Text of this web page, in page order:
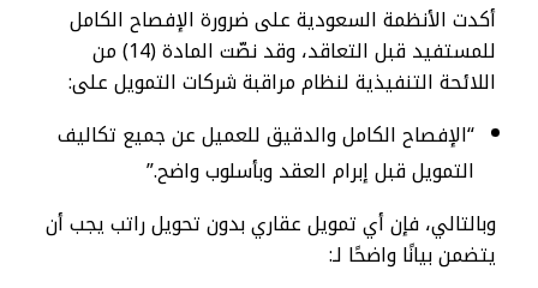
أكدت الأنظمة السعودية على ضرورة الإفصاح الكامل
للمستفيد قبل التعاقد، وقد نصّت المادة (14) من
اللائحة التنفيذية لنظام مراقبة شركات التمويل على:
“الإفصاح الكامل والدقيق للعميل عن جميع تكاليف
التمويل قبل إبرام العقد وبأسلوب واضح.”
وبالتالي، فإن أي تمويل عقاري بدون تحويل راتب يجب أن
يتضمن بيانًا واضحًا لـ: